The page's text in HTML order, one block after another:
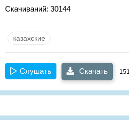
Скачиваний: 30144
казахские
Слушать Скачать 151